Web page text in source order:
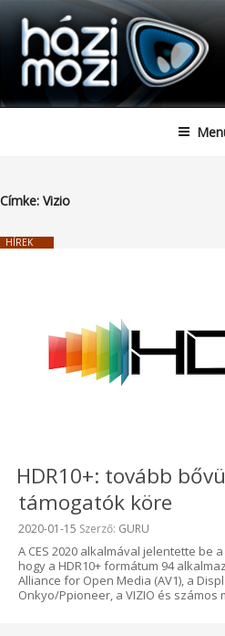
Tartalomhoz
HAZIMOZI
Címke: Vizio
HÍREK
HDR10+: tovább
támogatók köre
Beküldve:
2020-01-15 Szerző: GURU
A CES 2020 alkalmával jelentette be a
hogy a HDR10+ formátum 94
Alliance for Open Media (AV1), a
Onkyo/Ppioneer, a VIZIO és számos